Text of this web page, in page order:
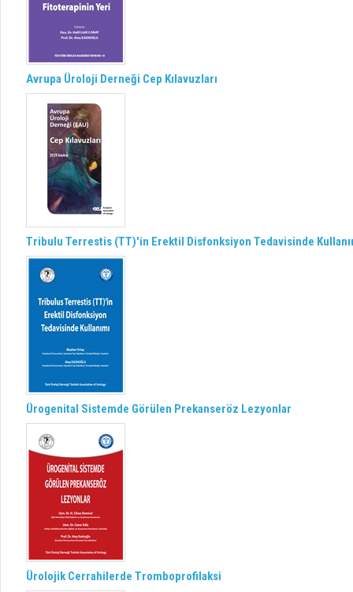
Avrupa Üroloji Derneği Cep Kılavuzları
Tribulu Terrestis (TT)'in Erektil Disfonksiyon Tedavisinde
Ürogenital Sistemde Görülen Prekanseröz Lezyonlar
Ürolojik Cerrahilerde Tromboprofilaksi